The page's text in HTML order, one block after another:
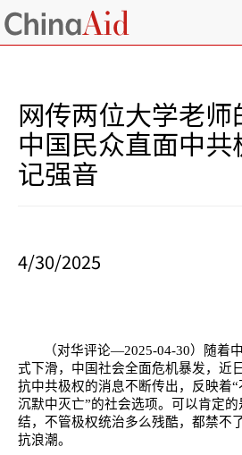
网传两位大学老师
中国民众直面中
记强音
4/30/2025
（对华评论—2025-04-30）随着
式下滑，中国社会全面危机暴发，近
抗中共极权的消息不断传出，反映着
沉默中灭亡”的社会选项。可以肯定
结，不管极权统治多么残酷，都禁不
抗浪潮。